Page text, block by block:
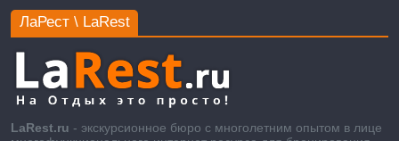
ЛаРест \ LaRest
LaRest.ru - экскурсионное бюро с многолетним опытом в лице